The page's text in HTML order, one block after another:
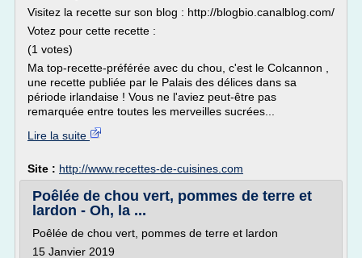
Visitez la recette sur son blog : http://blogbio.canalblog.com/
Votez pour cette recette :
(1 votes)
Ma top-recette-préférée avec du chou, c'est le Colcannon ,
une recette publiée par le Palais des délices dans sa
période irlandaise ! Vous ne l'aviez peut-être pas
remarquée entre toutes les merveilles sucrées...
Lire la suite
Site : http://www.recettes-de-cuisines.com
Poêlée de chou vert, pommes de terre et
lardon - Oh, la ...
Poêlée de chou vert, pommes de terre et lardon
15 Janvier 2019